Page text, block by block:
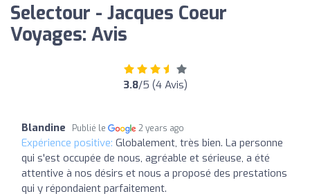
Selectour - Jacques Coeur
Voyages: Avis
3.8/5 (4 Avis)
Blandine Publié le 2 years ago
Expérience positive: Globalement, très bien. La personne
qui s'est occupée de nous, agréable et sérieuse, a été
attentive à nos désirs et nous a proposé des prestations
qui y répondaient parfaitement.